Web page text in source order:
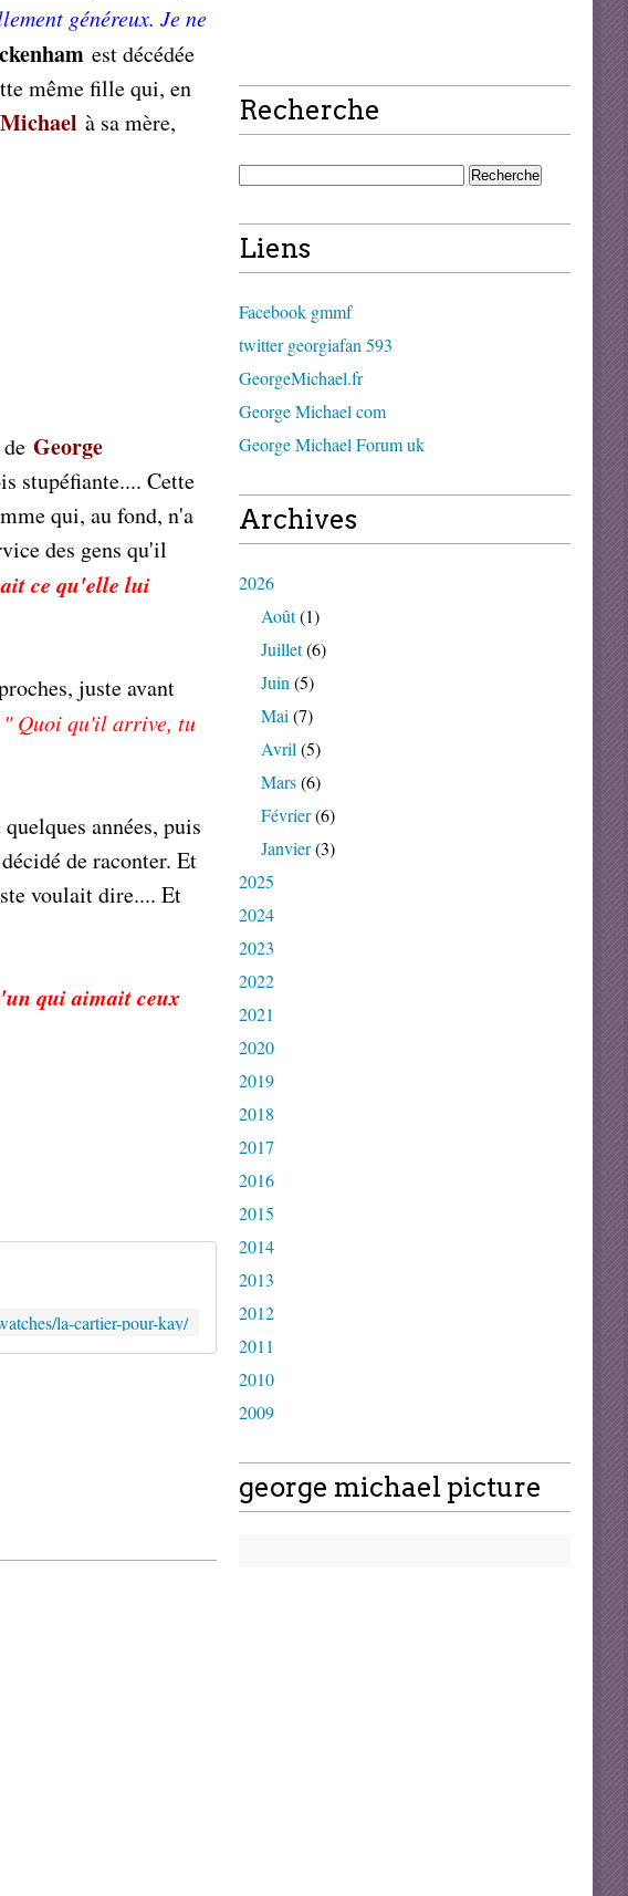
généreux. Je ne
est décédée
même fille qui, en
à sa mère,
George
stupéfiante.... Cette
qui, au fond, n'a
des gens qu'il
ce qu'elle lui
juste avant
" Quoi qu'il arrive, tu
années, puis
de raconter. Et
voulait dire.... Et
qui aimait ceux
la-cartier-pour-kay/
Recherche
Liens
Facebook gmmf
twitter georgiafan 593
GeorgeMichael.fr
George Michael com
George Michael Forum uk
Archives
2026
Août(1)
Juillet(6)
Juin (5)
Mai (7)
Avril (5)
Mars(6)
Février(6)
Janvier(3)
2025
2024
2023
2022
2021
2020
2019
2018
2017
2016
2015
2014
2013
2012
2011
2010
2009
george michael picture